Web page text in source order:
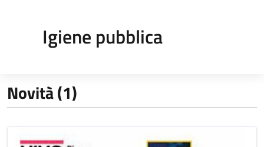
Igiene pubblica
Novità (1)